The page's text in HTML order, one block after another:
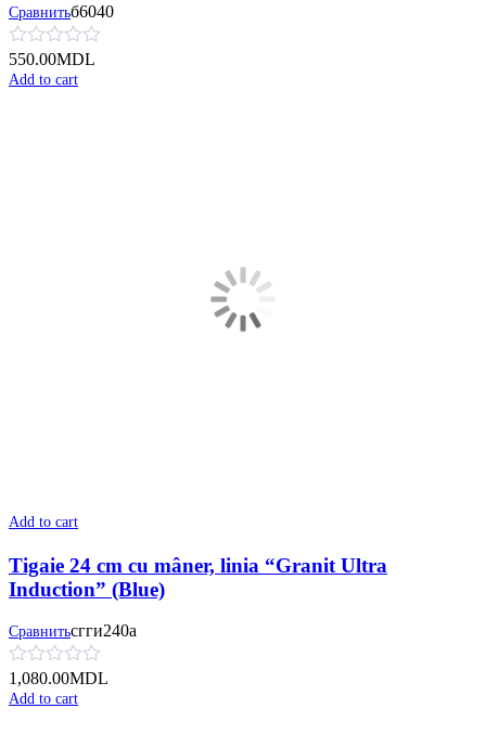
Сравнитьб6040
550.00MDL
Add to cart
Add to cart
Tigaie 24 cm cu mâner, linia “Granit Ultra
Induction” (Blue)
Сравнитьсгги240а
1,080.00MDL
Add to cart